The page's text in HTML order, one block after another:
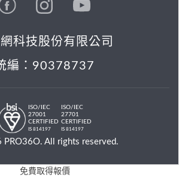
科技股份有限公司
編：90378737
ISO/IEC
27001
CERTIFIED
IS 814197
ISO/IEC
27701
CERTIFIED
IS 814197
All rights reserved.
免費取得報價